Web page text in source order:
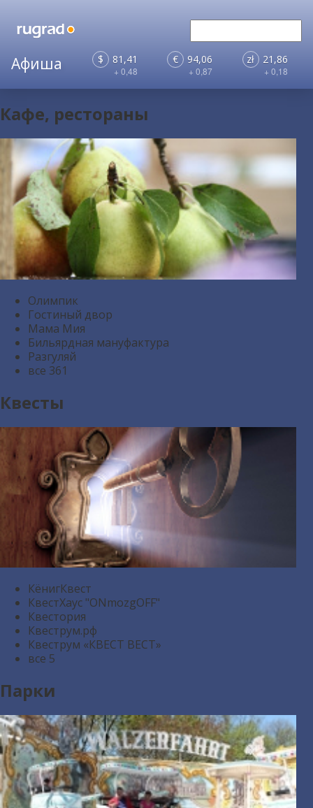
$ 81,41
+ 0,48
€ 94,06
+ 0,87
zł 21,86
+ 0,18
Кафе, рестораны
Олимпик
Гостиный двор
Мама Мия
Бильярдная мануфактура
Разгуляй
все 361
Квесты
КёнигКвест
КвестХаус "ONmozgOFF"
Квестория
Квеструм.рф
Квеструм «КВЕСТ ВЕСТ»
все 5
Парки